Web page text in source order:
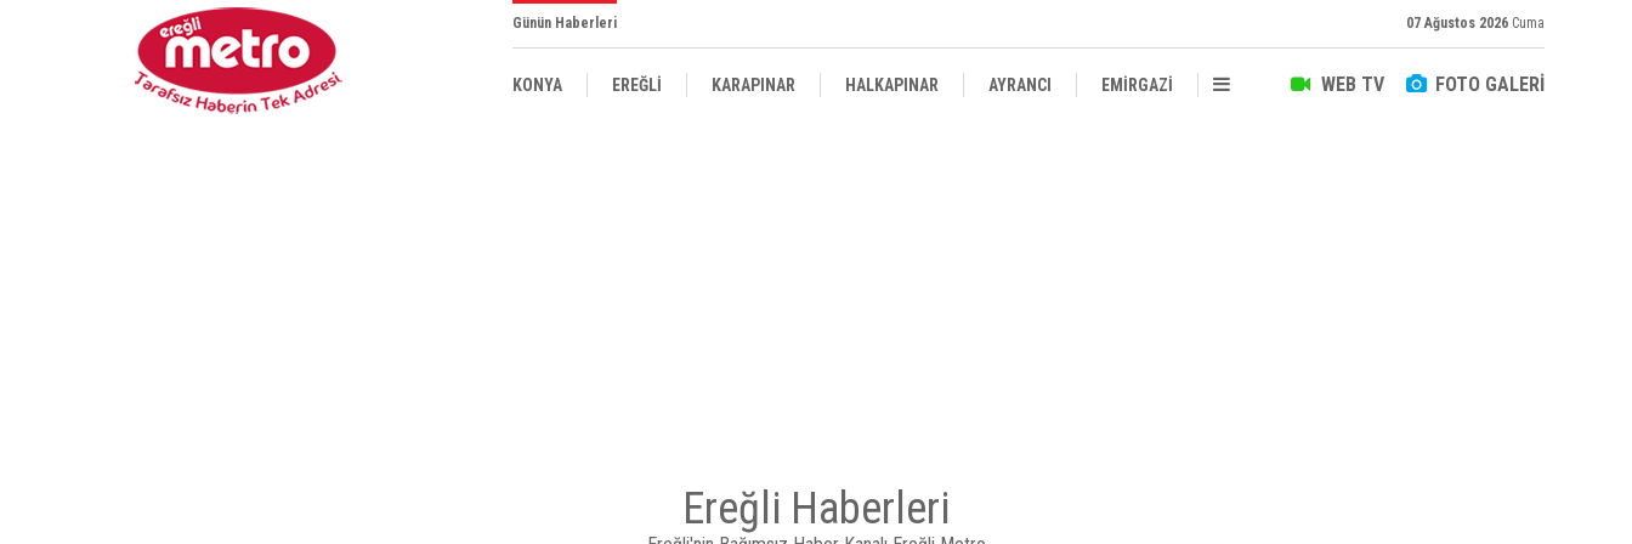
Günün Haberleri 07 Ağustos 2026 Cuma
WEB TV FOTO GALERİ
KONYA EREĞLİ KARAPINAR HALKAPINAR AYRANCI EMİRGAZİ
Ereğli Haberleri